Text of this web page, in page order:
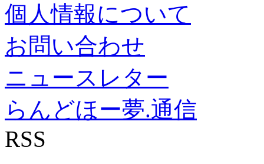
個人情報について
お問い合わせ
ニュースレター
らんどほー夢.通信
RSS